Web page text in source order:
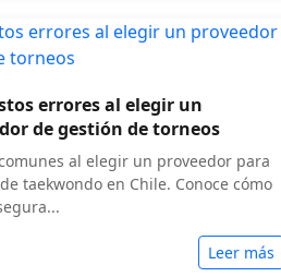
errores al elegir un
de gestión de torneos
al elegir un proveedor para
taekwondo en Chile. Conoce cómo
Leer más